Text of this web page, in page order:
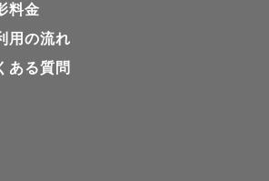
料金
用の流れ
ある質問